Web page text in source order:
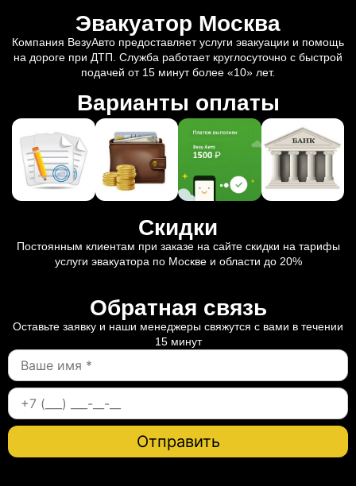
Эвакуатор Москва
Компания ВезуАвто предоставляет услуги эвакуации и помощь
на дороге при ДТП. Служба работает круглосуточно с быстрой
подачей от 15 минут более «10» лет.
Варианты оплаты
Скидки
Постоянным клиентам при заказе на сайте скидки на тарифы
услуги эвакуатора по Москве и области до 20%
Обратная связь
Оставьте заявку и наши менеджеры свяжутся с вами в течении
15 минут